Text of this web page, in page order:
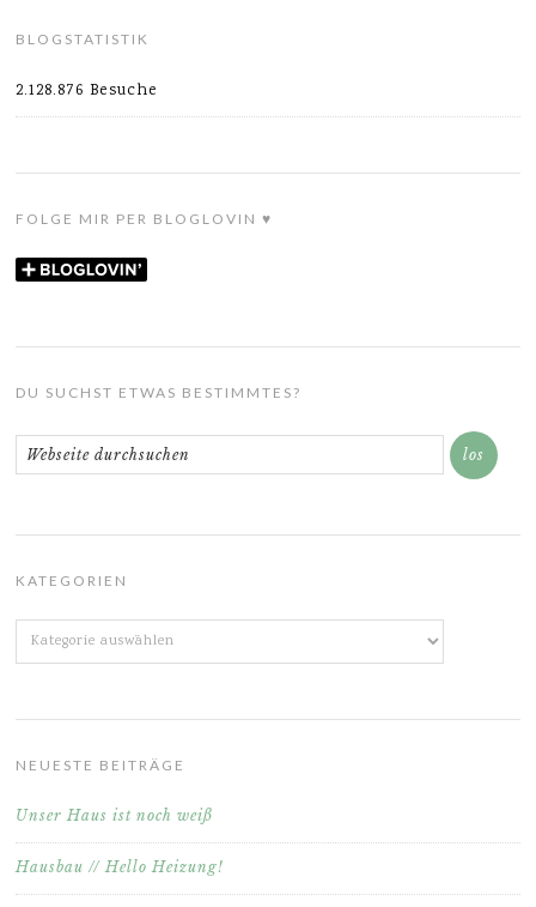
BLOGSTATISTIK
2.128.876 Besuche
FOLGE MIR PER BLOGLOVIN ♥
DU SUCHST ETWAS BESTIMMTES?
KATEGORIEN
Kategorien
NEUESTE BEITRÄGE
Unser Haus ist noch weiß
Hausbau // Hello Heizung!